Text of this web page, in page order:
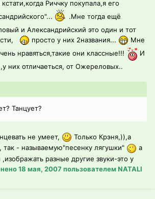
кстати,когда Риччку покупала,я его
.Мне тогда ещё
и Александрийский это один и тот
просто у них 2названия...
Мне
нравяться,такие они классные!!!
И
них отличаеться, от Ожереловых..
Танцует?
не умеет,
Только Крэня,)),а
так - называемую"песенку лягушки"
а
,изображать разные другие звуки-это у
18 мая, 2007 пользователем NATALI